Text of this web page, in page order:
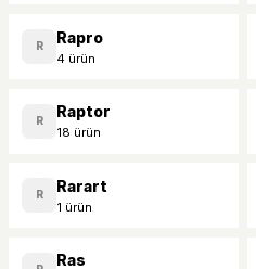
R Rapro
4 ürün
R Raptor
18 ürün
R Rarart
1 ürün
Ras